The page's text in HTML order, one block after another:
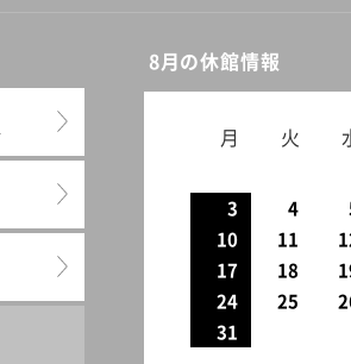
8月の休館情報
月 火
3
4
10
11
17
18
24
25
31